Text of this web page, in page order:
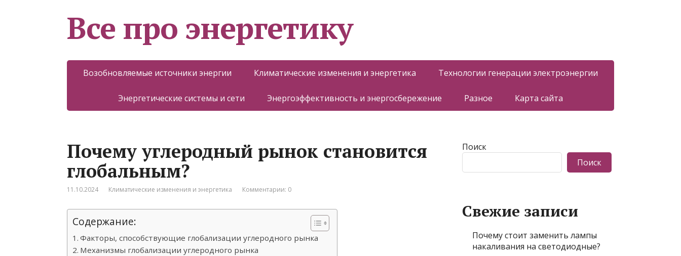
Все про энергетику
Возобновляемые источники энергии Климатические изменения и энергетика Технологии генерации электроэнергии
Энергетические системы и сети Энергоэффективность и энергосбережение Разное Карта сайта
Почему углеродный рынок становится
глобальным?
11.10.2024 Климатические изменения и энергетика Комментарии: 0
Содержание:
Факторы, способствующие глобализации углеродного рынка
Механизмы глобализации углеродного рынка
Поиск
Поиск
Свежие записи
Почему стоит заменить лампы
накаливания на светодиодные?